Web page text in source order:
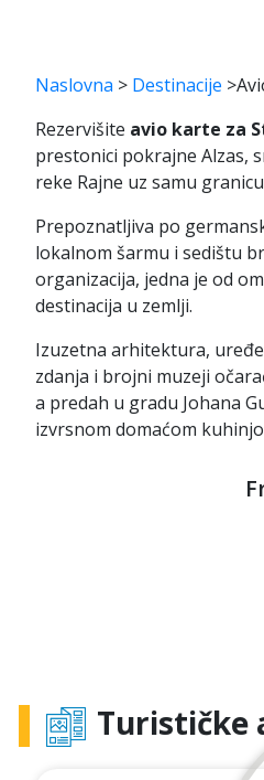
Naslovna > Destinacije >
Rezervišite avio karte za
prestonici pokrajne Alzas,
reke Rajne uz samu
Prepoznatljiva po
lokalnom šarmu i sedištu
organizacija, jedna je od
destinacija u zemlji.
Izuzetna arhitektura,
zdanja i brojni muzeji
a predah u gradu Johana
izvrsnom domaćom
Turističke